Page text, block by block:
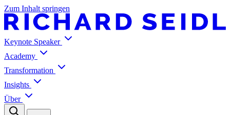
Zum Inhalt springen
Keynote Speaker
Academy
Transformation
Insights
Über